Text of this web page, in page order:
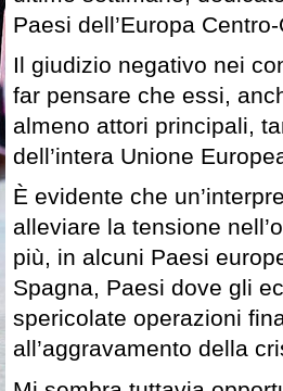
Paesi dell’Europa
Il giudizio negativo nei
far pensare che essi,
almeno attori principali,
dell’intera Unione
È evidente che
alleviare la tensione
più, in alcuni Paesi
Spagna, Paesi dove gli
spericolate operazioni
all’aggravamento della